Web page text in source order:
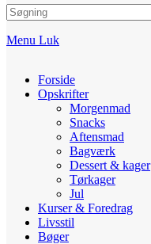
website
search
Menu Luk
Forside
Opskrifter
Morgenmad
Snacks
Aftensmad
Bagværk
Dessert & kager
Tørkager
Jul
Kurser & Foredrag
Livsstil
Bøger